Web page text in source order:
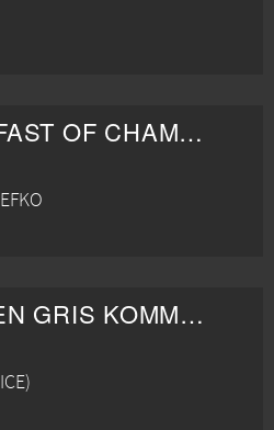
BREAKFAST OF CHAMPIONS
BABE: EN GRIS KOMMER TILL STAN